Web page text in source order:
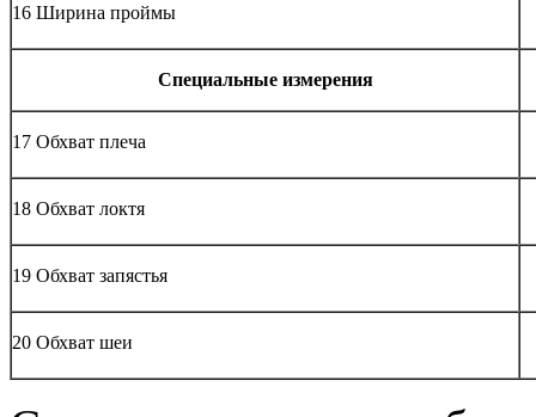
16 Ширина проймы
Специальные измерения
17 Обхват плеча
18 Обхват локтя
19 Обхват запястья
20 Обхват шеи